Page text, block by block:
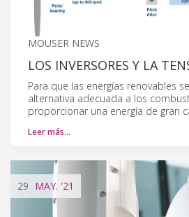
MOUSER NEWS
LOS INVERSORES Y LA
Para que las energías renovables
alternativa adecuada a los
proporcionar una energía de gran
Leer más…
29 MAY. '21